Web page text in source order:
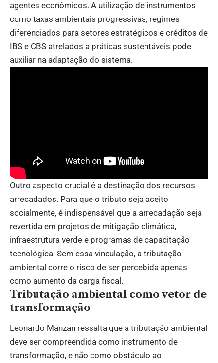
agentes econômicos. A utilização de instrumentos
como taxas ambientais progressivas, regimes
diferenciados para setores estratégicos e créditos de
IBS e CBS atrelados a práticas sustentáveis pode
auxiliar na adaptação do sistema.
Outro aspecto crucial é a destinação dos recursos
arrecadados. Para que o tributo seja aceito
socialmente, é indispensável que a arrecadação seja
revertida em projetos de mitigação climática,
infraestrutura verde e programas de capacitação
tecnológica. Sem essa vinculação, a tributação
ambiental corre o risco de ser percebida apenas
como aumento da carga fiscal.
Tributação ambiental como vetor de
transformação
Leonardo Manzan ressalta que a tributação ambiental
deve ser compreendida como instrumento de
transformação, e não como obstáculo ao